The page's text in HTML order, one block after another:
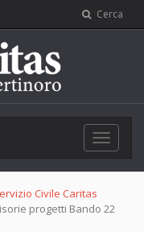
Cerca
Toggle
Civile Caritas
progetti Bando 22